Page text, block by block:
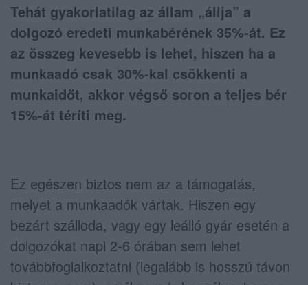
Tehát gyakorlatilag az állam „állja” a
dolgozó eredeti munkabérének 35%-át. Ez
az összeg kevesebb is lehet, hiszen ha a
munkaadó csak 30%-kal csökkenti a
munkaidőt, akkor végső soron a teljes bér
15%-át téríti meg.
Ez egészen biztos nem az a támogatás,
melyet a munkaadók vártak. Hiszen egy
bezárt szálloda, vagy egy leálló gyár esetén a
dolgozókat napi 2-6 órában sem lehet
továbbfoglalkoztatni (legalább is hosszú távon